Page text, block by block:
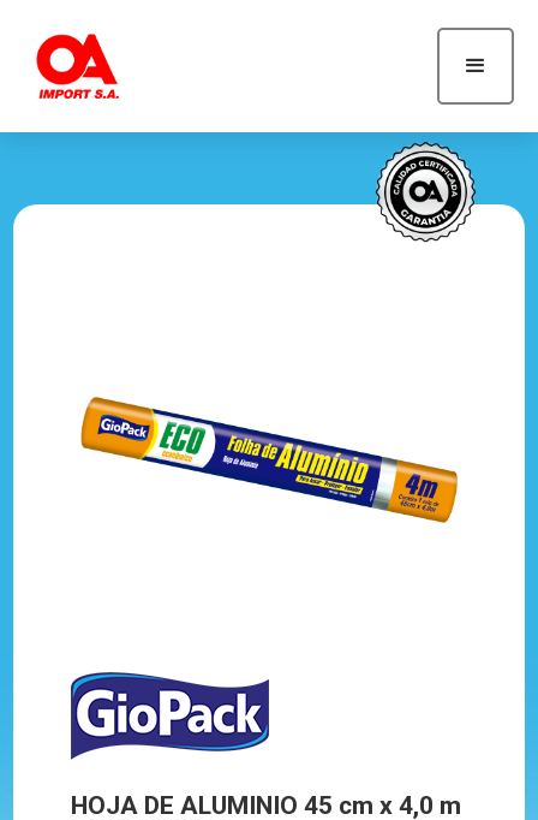
HOJA DE ALUMINIO 45 cm x 4,0 m